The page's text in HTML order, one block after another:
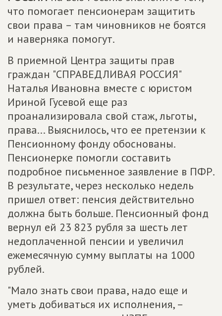
что помогает пенсионерам защитить
свои права – там чиновников не боятся
и наверняка помогут.
В приемной Центра защиты прав
граждан "СПРАВЕДЛИВАЯ РОССИЯ"
Наталья Ивановна вместе с юристом
Ириной Гусевой еще раз
проанализировала свой стаж, льготы,
права... Выяснилось, что ее претензии к
Пенсионному фонду обоснованы.
Пенсионерке помогли составить
подробное письменное заявление в ПФР.
В результате, через несколько недель
пришел ответ: пенсия действительно
должна быть больше. Пенсионный фонд
вернул ей 23 823 рубля за шесть лет
недоплаченной пенсии и увеличил
ежемесячную сумму выплаты на 1000
рублей.
"Мало знать свои права, надо еще и
уметь добиваться их исполнения, –